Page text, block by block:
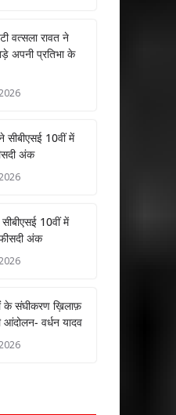
l e
वत्सला रावत ने
अपनी प्रतिभा के
सीबीएसई 10वीं में
अंक
10वीं में
अंक
के संघीकरण ख़िलाफ़
आंदोलन- वर्धन यादव